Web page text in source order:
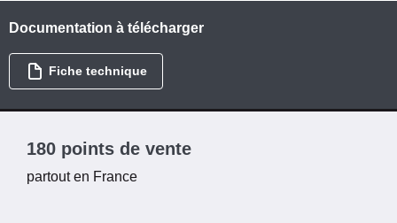
Documentation à télécharger
Fiche technique
180 points de vente
partout en France